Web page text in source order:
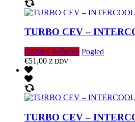
TURBO CEV –
Dodaj v košarico Pogled
€51,00 Z DDV
TURBO CEV –